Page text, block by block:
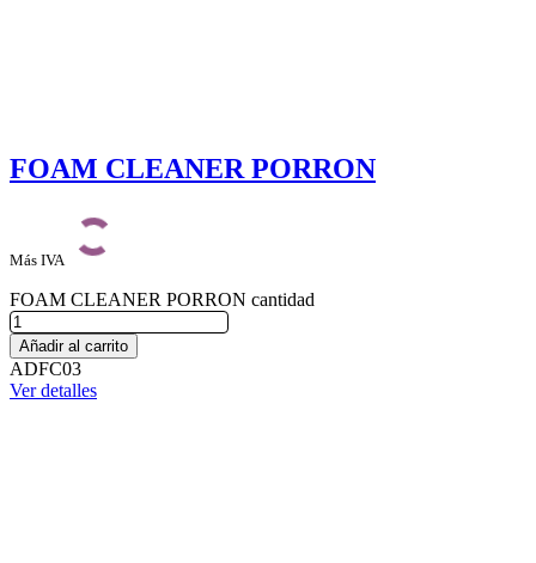
FOAM CLEANER PORRON
Más IVA
FOAM CLEANER PORRON cantidad
Añadir al carrito
ADFC03
Ver detalles